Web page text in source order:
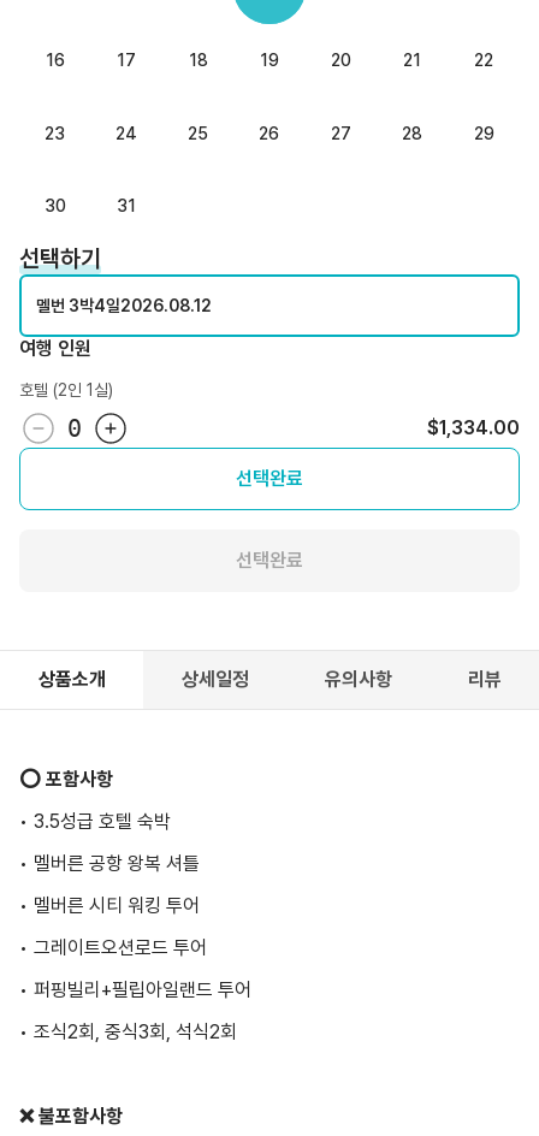
16 17 18 19 20 21 22
23 24 25 26 27 28 29
30 31
선택하기
멜번 3박4일2026.08.12
여행 인원
호텔 (2인 1실)
0 $1,334.00
선택완료
선택완료
상품소개 상세일정 유의사항 리뷰
⭕️ 포함사항
• 3.5성급 호텔 숙박
• 멜버른 공항 왕복 셔틀
• 멜버른 시티 워킹 투어
• 그레이트오션로드 투어
• 퍼핑빌리+필립아일랜드 투어
• 조식2회, 중식3회, 석식2회
❌ 불포함사항